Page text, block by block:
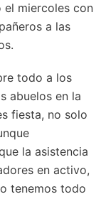
el miercoles con
a las
todo a los
abuelos en la
fiesta, no solo
la asistencia
en activo,
tenemos todo